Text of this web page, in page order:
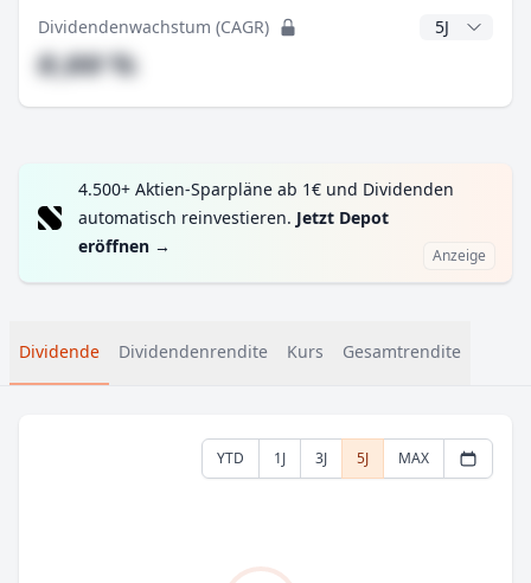
Dividendenwachstum (CAGR) CAGR Jahre
#,## %
4.500+ Aktien-Sparpläne ab 1€ und Dividenden
automatisch reinvestieren. Jetzt Depot
eröffnen → Anzeige
Dividende Dividendenrendite Kurs Gesamtrendite
YTD 1J 3J 5J MAX